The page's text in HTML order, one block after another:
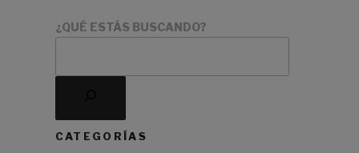
¿QUÉ ESTÁS BUSCANDO?
CATEGORÍAS